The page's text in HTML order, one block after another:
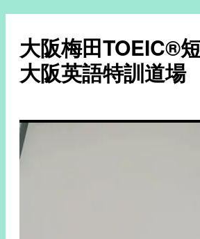
大阪梅田TOEIC®
大阪英語特訓道場